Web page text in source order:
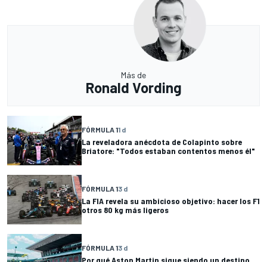
Más de
Ronald Vording
FÓRMULA 11 d
La reveladora anécdota de Colapinto sobre
Briatore: "Todos estaban contentos menos él"
FÓRMULA 13 d
La FIA revela su ambicioso objetivo: hacer los F1
otros 80 kg más ligeros
FÓRMULA 13 d